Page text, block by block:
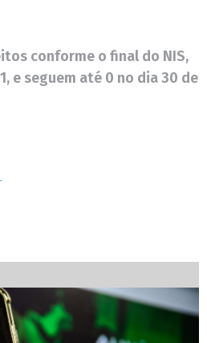
conforme o final do NIS,
e seguem até 0 no dia 30 de